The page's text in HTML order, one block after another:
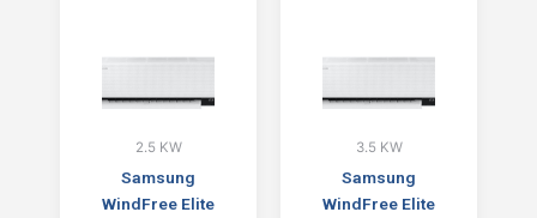
2.5 KW
Samsung
WindFree Elite
3.5 KW
Samsung
WindFree Elite